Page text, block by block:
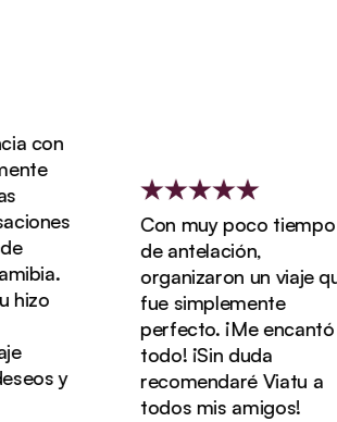
con
y
Con muy poco tiempo
de antelación,
organizaron un viaje que
fue simplemente
perfecto. ¡Me encantó
todo! ¡Sin duda
recomendaré Viatu a
todos mis amigos!